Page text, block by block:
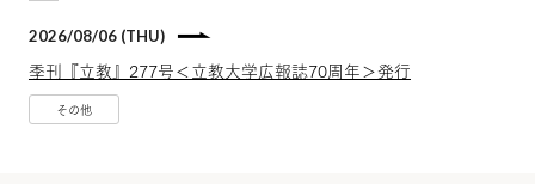
2026/08/06 (THU)
季刊『立教』277号＜立教大学広報誌70周年＞発行
その他